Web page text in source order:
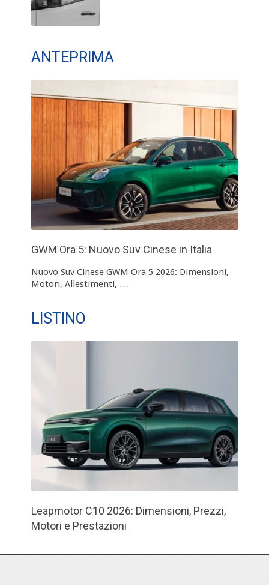
ANTEPRIMA
GWM Ora 5: Nuovo Suv Cinese in Italia
Nuovo Suv Cinese GWM Ora 5 2026: Dimensioni,
Motori, Allestimenti, …
LISTINO
Leapmotor C10 2026: Dimensioni, Prezzi,
Motori e Prestazioni